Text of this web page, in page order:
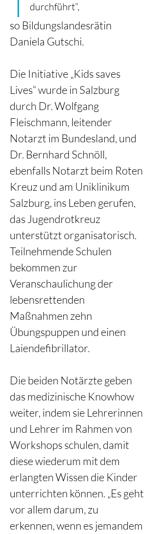
durchführt“,
so Bildungslandesrätin
Daniela Gutschi.
Die Initiative „Kids saves
Lives“ wurde in Salzburg
durch Dr. Wolfgang
Fleischmann, leitender
Notarzt im Bundesland, und
Dr. Bernhard Schnöll,
ebenfalls Notarzt beim Roten
Kreuz und am Uniklinikum
Salzburg, ins Leben gerufen,
das Jugendrotkreuz
unterstützt organisatorisch.
Teilnehmende Schulen
bekommen zur
Veranschaulichung der
lebensrettenden
Maßnahmen zehn
Übungspuppen und einen
Laiendefibrillator.
Die beiden Notärzte geben
das medizinische Knowhow
weiter, indem sie Lehrerinnen
und Lehrer im Rahmen von
Workshops schulen, damit
diese wiederum mit dem
erlangten Wissen die Kinder
unterrichten können. „Es geht
vor allem darum, zu
erkennen, wenn es jemandem